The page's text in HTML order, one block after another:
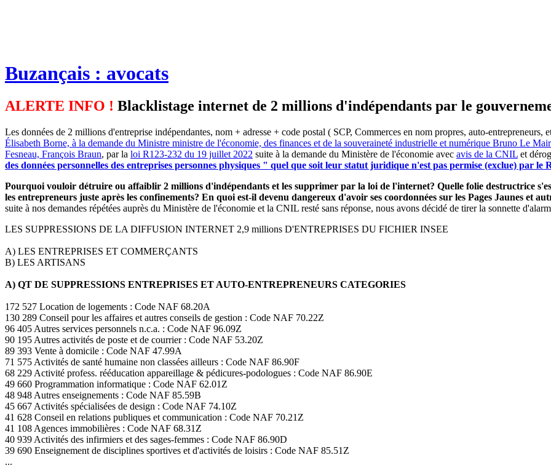
Buzançais : avocats
ALERTE INFO ! Blacklistage internet de 2 millions d'indépendants par le
Les données de 2 millions d'entreprise indépendantes, nom + adresse + code postal ( SCP, Commerces en nom propres, auto-
Élisabeth Borne, à la demande du Ministre ministre de l'économie, des finances et de la souveraineté industrielle et numérique Bruno Le
Fesneau, François Braun, par la loi R123-232 du 19 juillet 2022 suite à la demande du Ministère de l'économie avec avis de la CNIL et
des données personnelles des entreprises personnes physiques " quel que soit leur statut juridique n'est pas permise (exclue) par le
Pourquoi vouloir détruire ou affaiblir 2 millions d'indépendants et les supprimer par la loi de l'internet? Quelle folie destructrice
les entrepreneurs juste après les confinements? En quoi est-il devenu dangereux d'avoir ses coordonnées sur les Pages Jaunes et
suite à nos demandes répétées auprès du Ministère de l'économie et la CNIL resté sans réponse, nous avons décidé de tirer la sonnette
LES SUPPRESSIONS DE LA DIFFUSION INTERNET 2,9 millions D'ENTREPRISES DU FICHIER INSEE
A) LES ENTREPRISES ET COMMERÇANTS
B) LES ARTISANS
A) QT DE SUPPRESSIONS ENTREPRISES ET AUTO-ENTREPRENEURS CATEGORIES
172 527 Location de logements : Code NAF 68.20A
130 289 Conseil pour les affaires et autres conseils de gestion : Code NAF 70.22Z
96 405 Autres services personnels n.c.a. : Code NAF 96.09Z
90 195 Autres activités de poste et de courrier : Code NAF 53.20Z
89 393 Vente à domicile : Code NAF 47.99A
71 575 Activités de santé humaine non classées ailleurs : Code NAF 86.90F
68 229 Activité profess. rééducation appareillage & pédicures-podologues : Code NAF 86.90E
49 660 Programmation informatique : Code NAF 62.01Z
48 948 Autres enseignements : Code NAF 85.59B
45 667 Activités spécialisées de design : Code NAF 74.10Z
41 628 Conseil en relations publiques et communication : Code NAF 70.21Z
41 108 Agences immobilières : Code NAF 68.31Z
40 939 Activités des infirmiers et des sages-femmes : Code NAF 86.90D
39 690 Enseignement de disciplines sportives et d'activités de loisirs : Code NAF 85.51Z
...